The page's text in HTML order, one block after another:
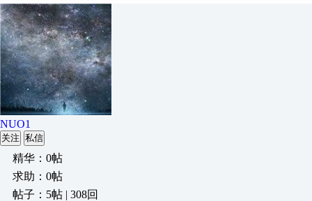
NUO1
关注 私信
精华：0帖
求助：0帖
帖子：5帖 | 308回